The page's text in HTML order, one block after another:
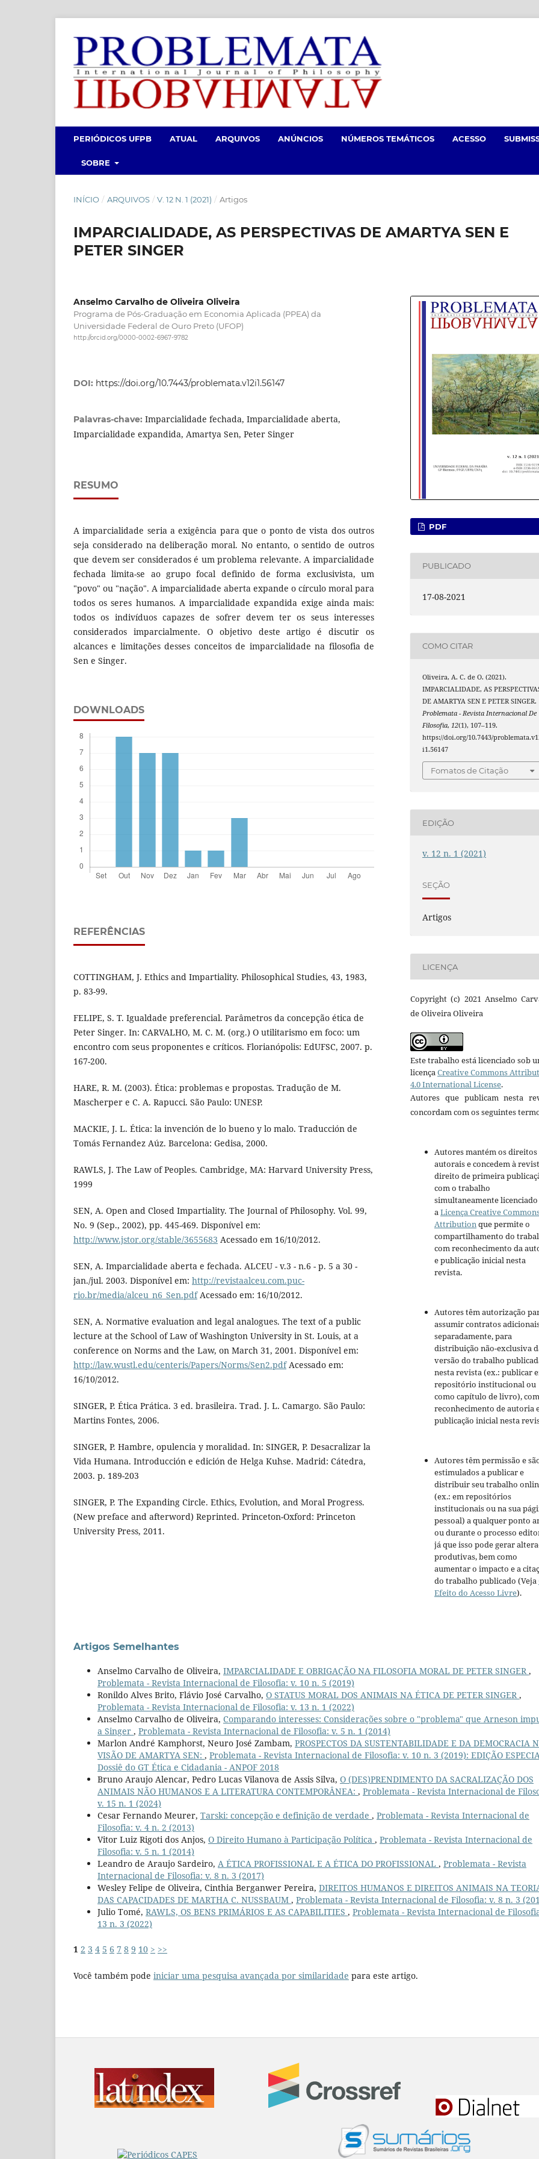
PERIÓDICOS UFPB ATUAL ARQUIVOS ANÚNCIOS NÚMEROS TEMÁTICOS ACESSO
SOBRE
INÍCIO / ARQUIVOS / V. 12 N. 1 (2021) / Artigos
IMPARCIALIDADE, AS PERSPECTIVAS DE AMARTYA SEN E
PETER SINGER
Anselmo Carvalho de Oliveira Oliveira
Programa de Pós-Graduação em Economia Aplicada (PPEA) da
Universidade Federal de Ouro Preto (UFOP)
http://orcid.org/0000-0002-6967-9782
DOI: https://doi.org/10.7443/problemata.v12i1.56147
Palavras-chave: Imparcialidade fechada, Imparcialidade aberta,
Imparcialidade expandida, Amartya Sen, Peter Singer
RESUMO
A imparcialidade seria a exigência para que o ponto de vista dos outros
seja considerado na deliberação moral. No entanto, o sentido de outros
que devem ser considerados é um problema relevante. A imparcialidade
fechada limita-se ao grupo focal definido de forma exclusivista, um
"povo" ou "nação". A imparcialidade aberta expande o círculo moral para
todos os seres humanos. A imparcialidade expandida exige ainda mais:
todos os indivíduos capazes de sofrer devem ter os seus interesses
considerados imparcialmente. O objetivo deste artigo é discutir os
alcances e limitações desses conceitos de imparcialidade na filosofia de
Sen e Singer.
DOWNLOADS
REFERÊNCIAS
COTTINGHAM, J. Ethics and Impartiality. Philosophical Studies, 43, 1983,
p. 83-99.
FELIPE, S. T. Igualdade preferencial. Parâmetros da concepção ética de
Peter Singer. In: CARVALHO, M. C. M. (org.) O utilitarismo em foco: um
encontro com seus proponentes e críticos. Florianópolis: EdUFSC, 2007. p.
167-200.
HARE, R. M. (2003). Ética: problemas e propostas. Tradução de M.
Mascherper e C. A. Rapucci. São Paulo: UNESP.
MACKIE, J. L. Ética: la invención de lo bueno y lo malo. Traducción de
Tomás Fernandez Aúz. Barcelona: Gedisa, 2000.
RAWLS, J. The Law of Peoples. Cambridge, MA: Harvard University Press,
1999
SEN, A. Open and Closed Impartiality. The Journal of Philosophy. Vol. 99,
No. 9 (Sep., 2002), pp. 445-469. Disponível em:
http://www.jstor.org/stable/3655683 Acessado em 16/10/2012.
SEN, A. Imparcialidade aberta e fechada. ALCEU - v.3 - n.6 - p. 5 a 30 -
jan./jul. 2003. Disponível em: http://revistaalceu.com.puc-
rio.br/media/alceu_n6_Sen.pdfAcessado em: 16/10/2012.
SEN, A. Normative evaluation and legal analogues. The text of a public
lecture at the School of Law of Washington University in St. Louis, at a
conference on Norms and the Law, on March 31, 2001. Disponível em:
http://law.wustl.edu/centeris/Papers/Norms/Sen2.pdfAcessado em:
16/10/2012.
SINGER, P. Ética Prática. 3 ed. brasileira. Trad. J. L. Camargo. São Paulo:
Martins Fontes, 2006.
SINGER, P. Hambre, opulencia y moralidad. In: SINGER, P. Desacralizar la
Vida Humana. Introducción e edición de Helga Kuhse. Madrid: Cátedra,
2003. p. 189-203
SINGER, P. The Expanding Circle. Ethics, Evolution, and Moral Progress.
(New preface and afterword) Reprinted. Princeton-Oxford: Princeton
University Press, 2011.
PDF
PUBLICADO
17-08-2021
COMO CITAR
Oliveira, A. C. de O. (2021).
IMPARCIALIDADE, AS
DE AMARTYA SEN E PETER SINGER.
Problemata - Revista Internacional De
Filosofia, 12(1), 107–119.
https://doi.org/10.7443/
i1.56147
Fomatos de Citação
EDIÇÃO
v. 12 n. 1 (2021)
SEÇÃO
Artigos
LICENÇA
Copyright (c) 2021 Anselmo
de Oliveira Oliveira
Este trabalho está licenciado sob
licençaCreative Commons
4.0 International License.
Autores que publicam nesta
concordam com os seguintes
Autores mantém os direitos
autorais e concedem à
direito de primeira
com o trabalho
simultaneamente
aLicença Creative
Attributionque permite o
compartilhamento do
com reconhecimento da
e publicação inicial nesta
revista.
Autores têm autorização
assumir contratos
separadamente, para
distribuição não-exclusiva
versão do trabalho
nesta revista (ex.: publicar
repositório institucional ou
como capítulo de livro), com
reconhecimento de autoria
publicação inicial nesta
Autores têm permissão e
estimulados a publicar e
distribuir seu trabalho
(ex.: em repositórios
institucionais ou na sua
pessoal) a qualquer ponto
ou durante o processo
já que isso pode gerar
produtivas, bem como
aumentar o impacto e a
do trabalho publicado (Veja
Efeito do Acesso Livre).
Artigos Semelhantes
Anselmo Carvalho de Oliveira, IMPARCIALIDADE E OBRIGAÇÃO NA FILOSOFIA MORAL DE PETER SINGER,
Problemata - Revista Internacional de Filosofia: v. 10 n. 5 (2019)
Ronildo Alves Brito, Flávio José Carvalho, O STATUS MORAL DOS ANIMAIS NA ÉTICA DE PETER SINGER,
Problemata - Revista Internacional de Filosofia: v. 13 n. 1 (2022)
Anselmo Carvalho de Oliveira, Comparando interesses: Considerações sobre o "problema" que Arneson
a Singer , Problemata - Revista Internacional de Filosofia: v. 5 n. 1 (2014)
Marlon André Kamphorst, Neuro José Zambam, PROSPECTOS DA SUSTENTABILIDADE E DA DEMOCRACIA
VISÃO DE AMARTYA SEN: , Problemata - Revista Internacional de Filosofia: v. 10 n. 3 (2019): EDIÇÃO
Dossiê do GT Ética e Cidadania - ANPOF 2018
Bruno Araujo Alencar, Pedro Lucas Vilanova de Assis Silva, O (DES)PRENDIMENTO DA SACRALIZAÇÃO DOS
ANIMAIS NÃO HUMANOS E A LITERATURA CONTEMPORÂNEA: , Problemata - Revista Internacional de
v. 15 n. 1 (2024)
Cesar Fernando Meurer, Tarski: concepção e definição de verdade , Problemata - Revista Internacional de
Filosofia: v. 4 n. 2 (2013)
Vitor Luiz Rigoti dos Anjos, O Direito Humano à Participação Política , Problemata - Revista Internacional de
Filosofia: v. 5 n. 1 (2014)
Leandro de Araujo Sardeiro, A ÉTICA PROFISSIONAL E A ÉTICA DO PROFISSIONAL , Problemata - Revista
Internacional de Filosofia: v. 8 n. 3 (2017)
Wesley Felipe de Oliveira, Cinthia Berganwer Pereira, DIREITOS HUMANOS E DIREITOS ANIMAIS NA
DAS CAPACIDADES DE MARTHA C. NUSSBAUM , Problemata - Revista Internacional de Filosofia: v. 8 n. 3
Julio Tomé, RAWLS, OS BENS PRIMÁRIOS E AS CAPABILITIES , Problemata - Revista Internacional de
13 n. 3 (2022)
1 2 3 4 5 6 7 8 9 10 > >>
Você também pode iniciar uma pesquisa avançada por similaridade para este artigo.